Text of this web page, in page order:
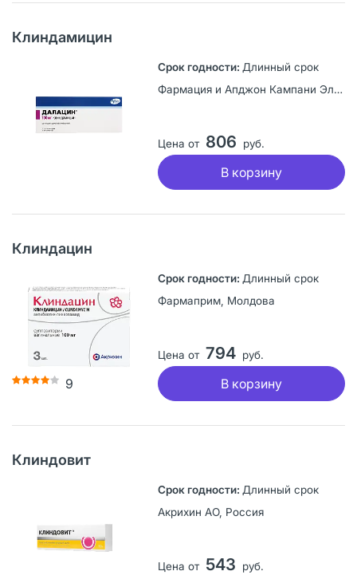
Клиндамицин
Длинный срок
Фармация и Апджон Кампани ЭлЭлСи, США
Цена от 806 руб.
В корзину
Клиндацин
9
Длинный срок
Фармаприм, Молдова
Цена от 794 руб.
В корзину
Клиндовит
Длинный срок
Акрихин АО, Россия
Цена от 543 руб.